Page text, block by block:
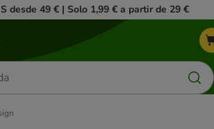
desde 49 € | Solo 1,99 € a partir de 29 €